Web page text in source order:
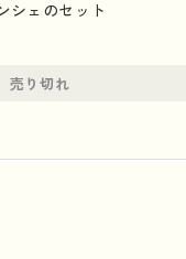
シェのセット
売り切れ